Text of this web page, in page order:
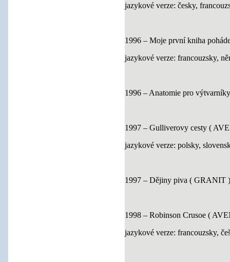
jazykové verze: česky,
1996 – Moje první kniha
jazykové verze: francouzsky,
1996 – Anatomie pro
1997 – Gulliverovy cesty (
jazykové verze: polsky,
1997 – Dějiny piva ( GRANIT
1998 – Robinson Crusoe (
jazykové verze: francouzsky,